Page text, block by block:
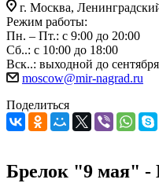
г. Москва,
Режим работы:
Пн. – Пт.: с 9:00 до 20:00
Сб..: с 10:00 до 18:00
Вск..: выходной до сентября
moscow@mir-nagrad.ru
Поделиться
Брелок "9 мая" -